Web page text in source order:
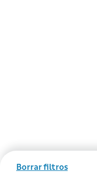
Borrar filtros